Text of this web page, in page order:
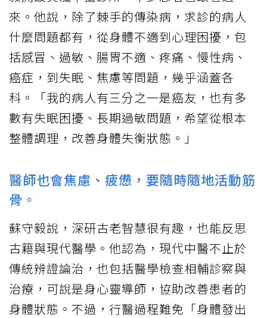
來。他說，除了棘手的傳染病，求診的病人
什麼問題都有，從身體不適到心理困擾，包
括感冒、過敏、腸胃不適、疼痛、慢性病、
癌症，到失眠、焦慮等問題，幾乎涵蓋各
科。「我的病人有三分之一是癌友，也有多
數有失眠困擾、長期過敏問題，希望從根本
整體調理，改善身體失衡狀態。」
醫師也會焦慮、疲憊，要隨時隨地活動筋
骨。
蘇守毅說，深研古老智慧很有趣，也能反思
古籍與現代醫學。他認為，現代中醫不止於
傳統辨證論治，也包括醫學檢查相輔診察與
治療，可說是身心靈導師，協助改善患者的
身體狀態。不過，行醫過程難免「身體發出